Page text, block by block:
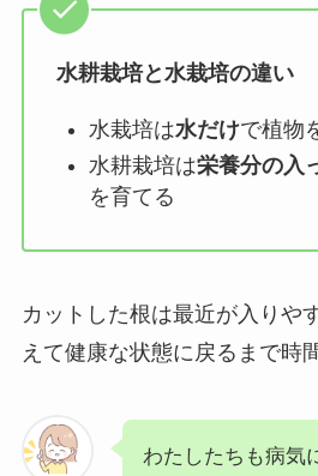
水耕栽培と水栽培の違い
水栽培は水だけで植物
水耕栽培は栄養分の入
を育てる
カットした根は最近が入りや
えて健康な状態に戻るまで時
わたしたちも病気